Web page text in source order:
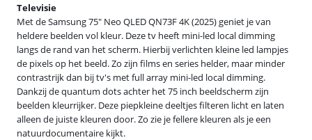
Televisie
Met de Samsung 75" Neo QLED QN73F 4K (2025) geniet je van
heldere beelden vol kleur. Deze tv heeft mini-led local dimming
langs de rand van het scherm. Hierbij verlichten kleine led lampjes
de pixels op het beeld. Zo zijn films en series helder, maar minder
contrastrijk dan bij tv's met full array mini-led local dimming.
Dankzij de quantum dots achter het 75 inch beeldscherm zijn
beelden kleurrijker. Deze piepkleine deeltjes filteren licht en laten
alleen de juiste kleuren door. Zo zie je fellere kleuren als je een
natuurdocumentaire kijkt.